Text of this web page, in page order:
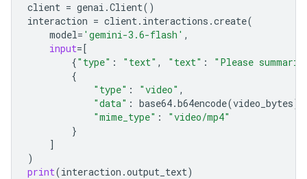
client = genai .Client()
interaction = client. interactions .create(
model= 'gemini-3.6-flash' ,
input=[
{"type" : "text" , "text" :
"Please
{
"type" : "video" ,
"data" : base64.b64encode(video_bytes)
"mime_type" :
"video/mp4"
}
]
)
print(interaction .output_text)